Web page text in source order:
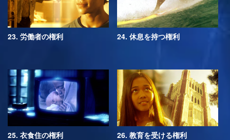
23. 労働者の権利 24. 休息を持つ権利
25. 衣食住の権利 26. 教育を受ける権利